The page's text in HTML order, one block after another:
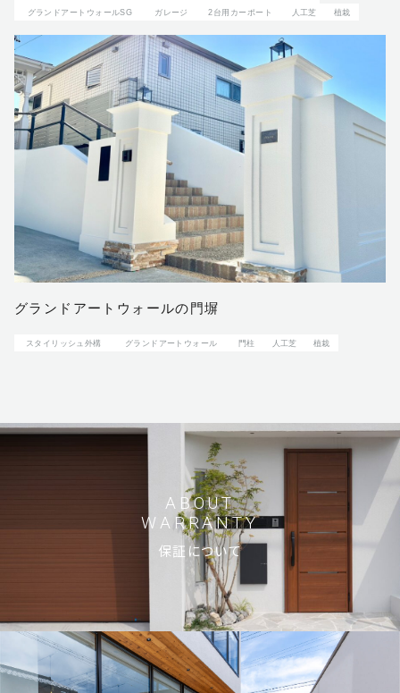
グランドアートウォールSG
ガレージ 2台用カーポート 人工芝 植栽
グランドアートウォールの門塀
スタイリッシュ外構 グランドアートウォール 門柱 人工芝 植栽
ABOUT
WARRANTY
保証について